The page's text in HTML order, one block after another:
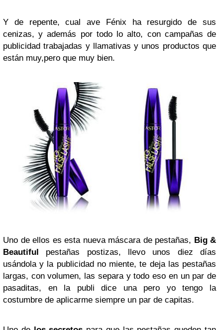
Y de repente, cual ave Fénix ha resurgido de sus
cenizas, y además por todo lo alto, con campañas de
publicidad trabajadas y llamativas y unos productos que
están muy,pero que muy bien.
Uno de ellos es esta nueva máscara de pestañas, Big &
Beautiful
pestañas postizas, llevo unos diez días
usándola y la publicidad no miente, te deja las pestañas
largas, con volumen, las separa y todo eso en un par de
pasaditas, en la publi dice una pero yo tengo la
costumbre de aplicarme siempre un par de capitas.